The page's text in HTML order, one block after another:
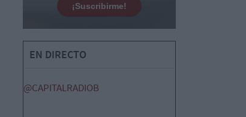
¡Suscribirme!
EN DIRECTO
@CAPITALRADIOB